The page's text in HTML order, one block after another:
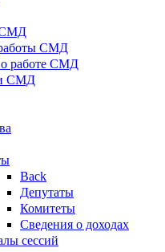
СМД
СМД
работе СМД
СМД
Back
Депутаты
Комитеты
Сведения о доходах
сессий